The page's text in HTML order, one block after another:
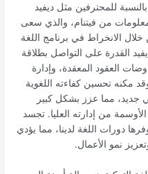
للمحترفين مثل ديفيد
من فيتنام، والذي سعى
الانخراط في برنامج اللغة
القدرة على التواصل بطلاقة
العقود المعقدة، وإدارة
مكنه تحسين كفاءته اللغوية
جديد، مما عزز بشكل كبير
من إدارته العليا. تجسد
دورات اللغة لدينا، مما يؤدي
نمو الأعمال.